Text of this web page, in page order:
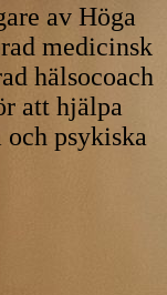
av Höga
medicinsk
hälsocoach
att hjälpa
psykiska